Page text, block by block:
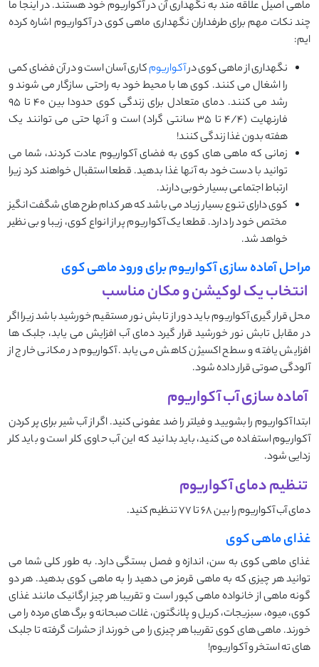
ماهی اصیل علاقه مند به نگهداری آن در آکواریوم خود هستند. در اینجا ما
چند نکات مهم برای طرفداران نگهداری ماهی کوی در آکواریوم اشاره کرده
ایم:
نگهداری از ماهی کوی درآکواریومکاری آسان است و در آن فضای کمی
را اشغال می کنند. کوی ها با محیط خود به راحتی سازگار می شوند و
رشد می کنند. دمای متعادل برای زندگی کوی حدودا بین 40 تا 95
فارنهایت (4/4 تا 35 سانتی گراد) است و آنها حتی می توانند یک
هفته بدون غذا زندگی کنند!
زمانی که ماهی های کوی به فضای آکواریوم عادت کردند، شما می
توانید با دست خود به آنها غذا بدهید. قطعا استقبال خواهند کرد زیرا
ارتباط اجتماعی بسیار خوبی دارند.
کوی دارای تنوع بسیار زیاد می باشد که هر کدام طرح های شگفت انگیز
مختص خود را دارد. قطعا یک آکواریوم پر از انواع کوی، زیبا و بی نظیر
خواهد شد.
مراحل آماده سازی آکواریوم برای ورود ماهی کوی
انتخاب یک لوکیشن و مکان مناسب
محل قرار گیری آکواریوم باید دور از تابش نور مستقیم خورشید باشد زیرا اگر
در مقابل تابش نور خورشید قرار گیرد دمای آب افزایش می یابد، جلبک ها
افزایش یافته و سطح اکسیژن کاهش می یابد. آکواریوم در مکانی خارج از
آلودگی صوتی قرار داده شود.
آماده سازی آب آکواریوم
ابتدا آکواریوم را بشویید و فیلتر را ضد عفونی کنید. اگر از آب شیر برای پر کردن
آکواریوم استفاده می کنید، باید بدانید که این آب حاوی کلر است و باید کلر
زدایی شود.
تنظیم دمای آکواریوم
دمای آب آکواریوم را بین 68 تا 77 تنظیم کنید.
غذای ماهی کوی
غذای ماهی کوی به سن، اندازه و فصل بستگی دارد. به طور کلی شما می
توانید هر چیزی که به ماهی قرمز می دهید را به ماهی کوی بدهید. هر دو
گونه ماهی از خانواده ماهی کپور است و تقریبا هر چیز ارگانیک مانند غذای
کوی، میوه، سبزیجات، کریل و پلانگتون، غلات صبحانه و برگ های مرده را می
خورند. ماهی های کوی تقریبا هر چیزی را می خورند از حشرات گرفته تا جلبک
های ته استخر و آکواریوم!